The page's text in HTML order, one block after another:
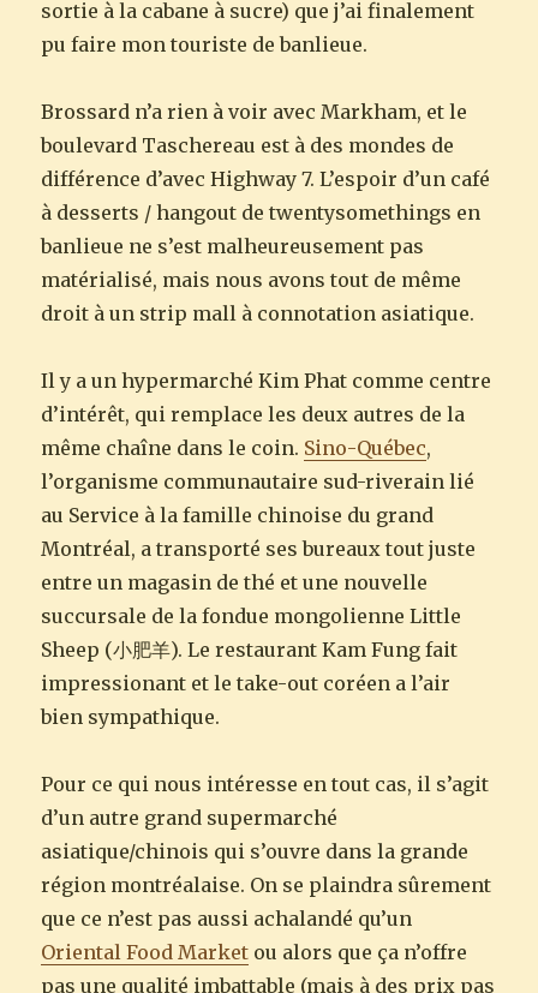
sortie à la cabane à sucre) que j’ai finalement
pu faire mon touriste de banlieue.
Brossard n’a rien à voir avec Markham, et le
boulevard Taschereau est à des mondes de
différence d’avec Highway 7. L’espoir d’un café
à desserts / hangout de twentysomethings en
banlieue ne s’est malheureusement pas
matérialisé, mais nous avons tout de même
droit à un strip mall à connotation asiatique.
Il y a un hypermarché Kim Phat comme centre
d’intérêt, qui remplace les deux autres de la
même chaîne dans le coin. Sino-Québec,
l’organisme communautaire sud-riverain lié
au Service à la famille chinoise du grand
Montréal, a transporté ses bureaux tout juste
entre un magasin de thé et une nouvelle
succursale de la fondue mongolienne Little
Sheep (小肥羊). Le restaurant Kam Fung fait
impressionant et le take-out coréen a l’air
bien sympathique.
Pour ce qui nous intéresse en tout cas, il s’agit
d’un autre grand supermarché
asiatique/chinois qui s’ouvre dans la grande
région montréalaise. On se plaindra sûrement
que ce n’est pas aussi achalandé qu’un
Oriental Food Market ou alors que ça n’offre
pas une qualité imbattable (mais à des prix pas